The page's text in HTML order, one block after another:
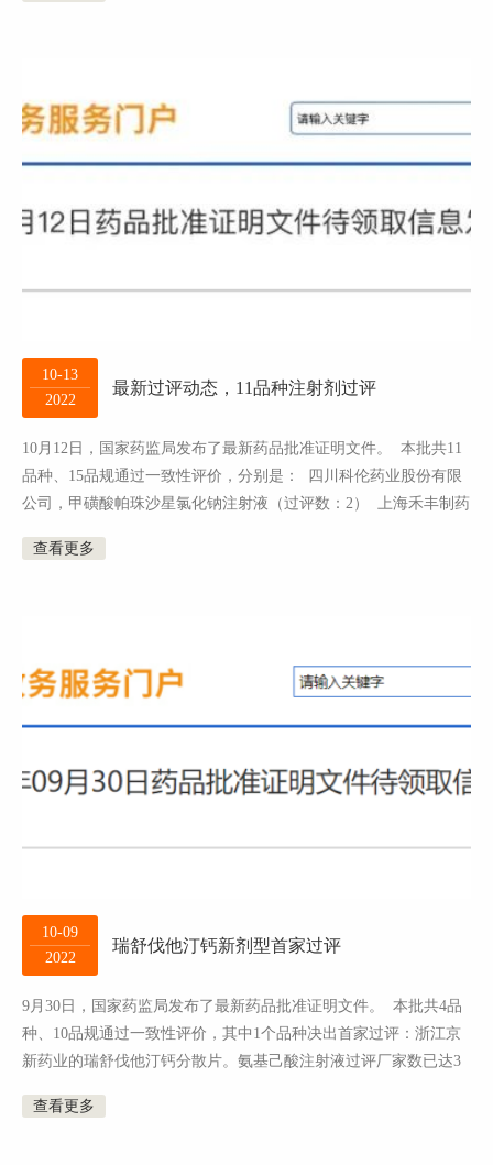
10-13
2022
最新过评动态，11品种注射剂过评
10月12日，国家药监局发布了最新药品批准证明文件。 本批共11
品种、15品规通过一致性评价，分别是： 四川科伦药业股份有限
公司，甲磺酸帕珠沙星氯化钠注射液（过评数：2） 上海禾丰制药
查看更多
10-09
2022
瑞舒伐他汀钙新剂型首家过评
9月30日，国家药监局发布了最新药品批准证明文件。 本批共4品
种、10品规通过一致性评价，其中1个品种决出首家过评：浙江京
新药业的瑞舒伐他汀钙分散片。氨基己酸注射液过评厂家数已达3
查看更多